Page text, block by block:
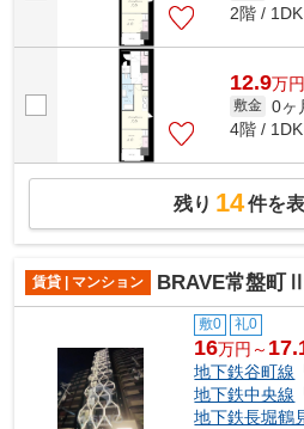
2階 /
12.9万円
敷金 0ヶ
4階 /
残り 14件を
賃貸 | マンション BRAVE常盤町Ⅱ
敷0 礼0
16万円～
地下鉄谷町線
地下鉄中央線
地下鉄長堀鶴